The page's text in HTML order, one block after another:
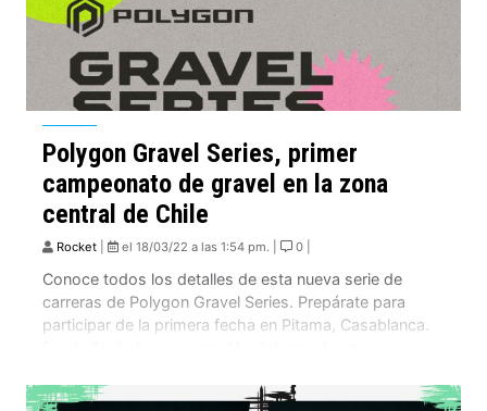
Polygon Gravel Series, primer
campeonato de gravel en la zona
central de Chile
Rocket el 18/03/22 a las 1:54 pm. | 0 |
Conoce todos los detalles de esta nueva serie de
carreras de Polygon Gravel Series. Prepárate para
participar de la primera fecha en Pitama, Casablanca.
recorrer caminos no pavimentados. Maglia Nera en